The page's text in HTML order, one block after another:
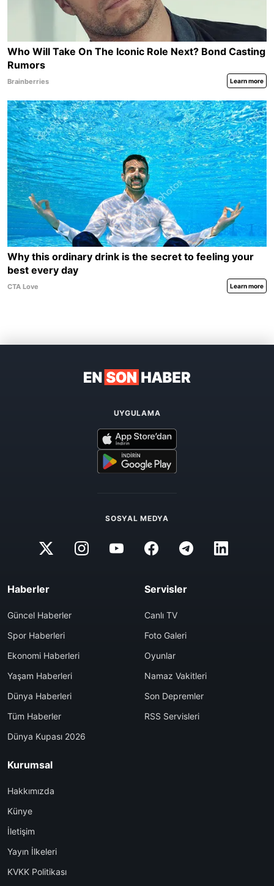
UYGULAMA
SOSYAL MEDYA
Haberler
Güncel Haberler
Spor Haberleri
Ekonomi Haberleri
Yaşam Haberleri
Dünya Haberleri
Tüm Haberler
Dünya Kupası 2026
Servisler
Canlı TV
Foto Galeri
Oyunlar
Namaz Vakitleri
Son Depremler
RSS Servisleri
Kurumsal
Hakkımızda
Künye
İletişim
Yayın İlkeleri
KVKK Politikası